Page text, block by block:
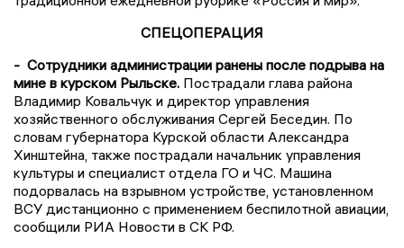
СПЕЦОПЕРАЦИЯ
- Сотрудники администрации ранены после подрыва на
мине в курском Рыльске. Пострадали глава района
Владимир Ковальчук и директор управления
хозяйственного обслуживания Сергей Беседин. По
словам губернатора Курской области Александра
Хинштейна, также пострадали начальник управления
культуры и специалист отдела ГО и ЧС. Машина
подорвалась на взрывном устройстве, установленном
ВСУ дистанционно с применением беспилотной авиации,
сообщили РИА Новости в СК РФ.